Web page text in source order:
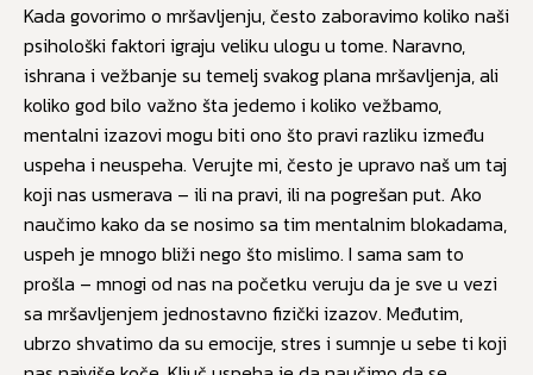
Kada govorimo o mršavljenju, često zaboravimo koliko naši
psihološki faktori igraju veliku ulogu u tome. Naravno,
ishrana i vežbanje su temelj svakog plana mršavljenja, ali
koliko god bilo važno šta jedemo i koliko vežbamo,
mentalni izazovi mogu biti ono što pravi razliku između
uspeha i neuspeha. Verujte mi, često je upravo naš um taj
koji nas usmerava – ili na pravi, ili na pogrešan put. Ako
naučimo kako da se nosimo sa tim mentalnim blokadama,
uspeh je mnogo bliži nego što mislimo. I sama sam to
prošla – mnogi od nas na početku veruju da je sve u vezi
sa mršavljenjem jednostavno fizički izazov. Međutim,
ubrzo shvatimo da su emocije, stres i sumnje u sebe ti koji